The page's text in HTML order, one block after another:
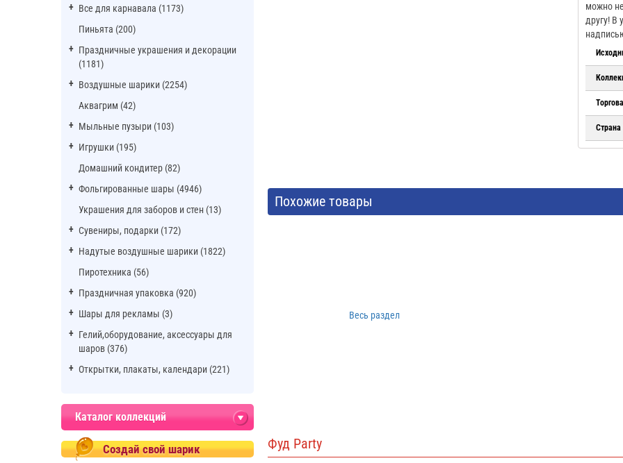
Все для карнавала (1173)
Пиньята (200)
Праздничные украшения и декорации
(1181)
Воздушные шарики (2254)
Аквагрим (42)
Мыльные пузыри (103)
Игрушки (195)
Домашний кондитер (82)
Фольгированные шары (4946)
Украшения для заборов и стен (13)
Сувениры, подарки (172)
Надутые воздушные шарики (1822)
Пиротехника (56)
Праздничная упаковка (920)
Шары для рекламы (3)
Гелий,оборудование, аксессуары для
шаров (376)
Открытки, плакаты, календари (221)
Каталог коллекций
Создай свой шарик
можно
другу! В
Похожие товары
Весь раздел
Фуд Party